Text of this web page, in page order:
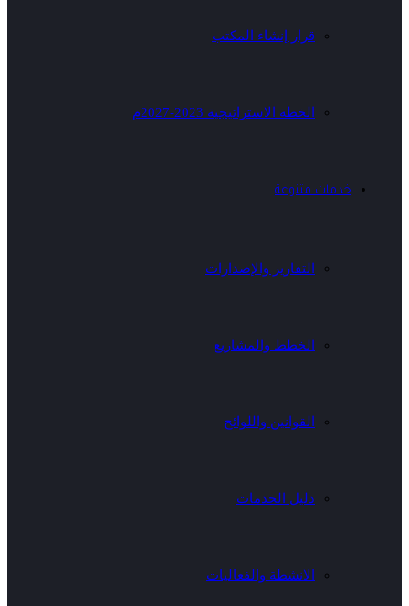
قرار إنشاء المكتب
الخطة الاستراتيجية 2023-2027م
خدمات متنوعة
التقارير والإصدارات
الخطط والمشاريع
القوانين واللوائح
دليل الخدمات
الانشطة والفعاليات